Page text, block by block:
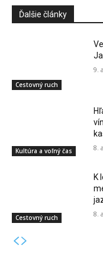
Ďalšie články
Cestovný ruch
9.
Kultúra a voľný čas 8.
Cestovný ruch
K
8.